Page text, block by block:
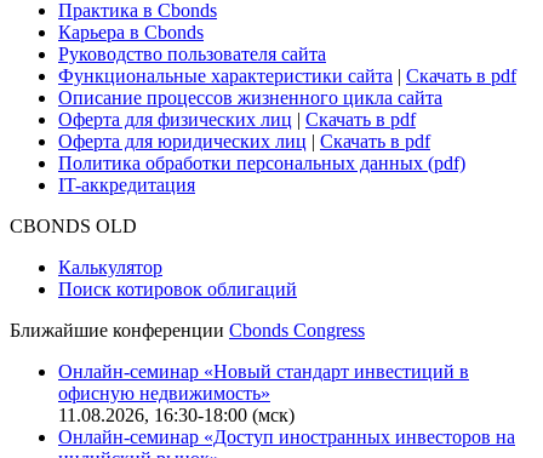
Для клиентов
О нас
Безопасность проведения платежей
Практика в Cbonds
Карьера в Cbonds
Руководство пользователя сайта
Функциональные характеристики сайта|Скачать в pdf
Описание процессов жизненного цикла сайта
Оферта для физических лиц
Оферта для юридических лиц
IT-аккредитация
Поиск котировок облигаций
Ближайшие конференцииCbonds Congress